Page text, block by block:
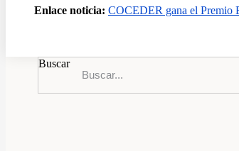
Enlace noticia: COCEDER gana el Premio
Buscar